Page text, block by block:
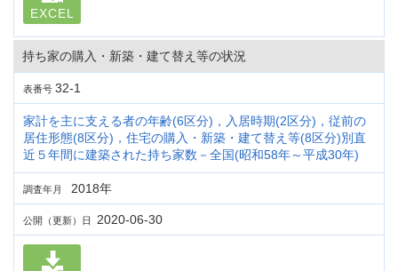
EXCEL
持ち家の購入・新築・建て替え等の状況
表番号 32-1
家計を主に支える者の年齢(6区分)，入居時期(2区分)，従前の
居住形態(8区分)，住宅の購入・新築・建て替え等(8区分)別直
近５年間に建築された持ち家数－全国(昭和58年～平成30年)
調査年月 2018年
公開（更新）日 2020-06-30